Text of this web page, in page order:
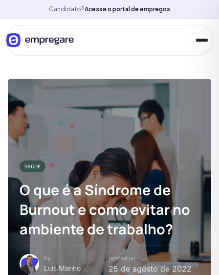
Candidato?Acesse o portal de empregos
SAÚDE
O que é a Síndrome de
Burnout e como evitar no
ambiente de trabalho?
by
Luís Marino
posted on
25 de agosto de 2022